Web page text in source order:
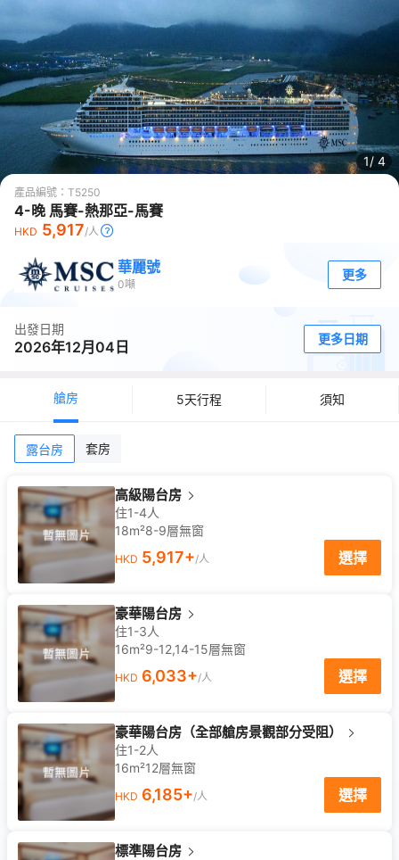
1/ 4
產品編號： T5250
4-晚 馬賽-熱那亞-馬賽
HKD 5,917/人
華麗號
0噸
更多
出發日期
2026年12月04日 更多日期
艙房 5天行程 須知
露台房 套房
高級陽台房
住1-4人
18m²8-9層無窗
HKD 5,917+/人 選擇
豪華陽台房
住1-3人
16m²9-12,14-15層無窗
HKD 6,033+/人 選擇
豪華陽台房（全部艙房景觀部分受阻）
住1-2人
16m²12層無窗
HKD 6,185+/人 選擇
標準陽台房